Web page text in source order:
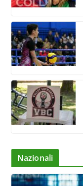
Nazionali